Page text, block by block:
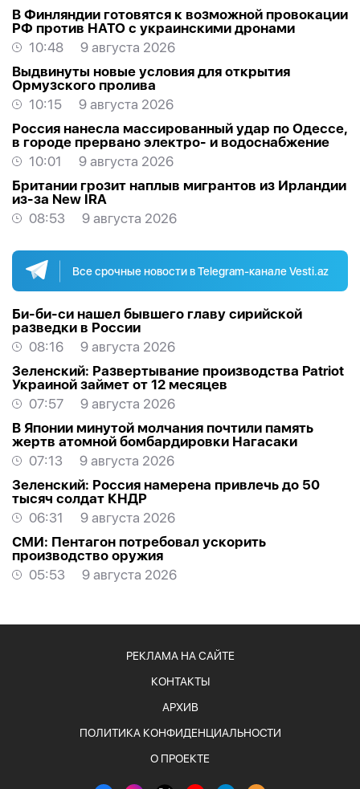
В Финляндии готовятся к возможной провокации
РФ против НАТО с украинскими дронами
10:48
9 августа 2026
Выдвинуты новые условия для открытия
Ормузского пролива
10:15
9 августа 2026
Россия нанесла массированный удар по Одессе,
в городе прервано электро- и водоснабжение
10:01
9 августа 2026
Британии грозит наплыв мигрантов из Ирландии
из-за New IRA
08:53
9 августа 2026
Все срочные новости в Telegram-канале Vesti.az
Би-би-си нашел бывшего главу сирийской
разведки в России
08:16
9 августа 2026
Зеленский: Развертывание производства Patriot
Украиной займет от 12 месяцев
07:57
9 августа 2026
В Японии минутой молчания почтили память
жертв атомной бомбардировки Нагасаки
07:13
9 августа 2026
Зеленский: Россия намерена привлечь до 50
тысяч солдат КНДР
06:31
9 августа 2026
СМИ: Пентагон потребовал ускорить
производство оружия
05:53
9 августа 2026
РЕКЛАМА НА САЙТЕ
КОНТАКТЫ
АРХИВ
ПОЛИТИКА КОНФИДЕНЦИАЛЬНОСТИ
О ПРОЕКТЕ